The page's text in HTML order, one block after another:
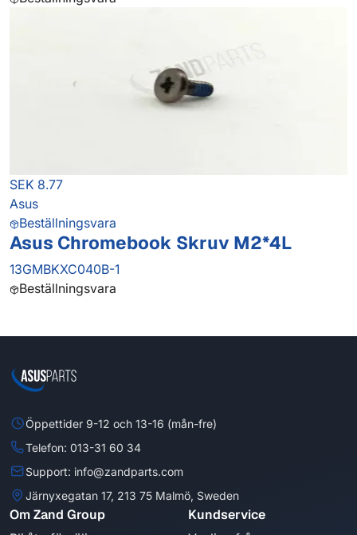
SEK 8.77
Asus
Beställningsvara
Asus Chromebook Skruv M2*4L
13GMBKXC040B-1
Beställningsvara
Öppettider 9-12 och 13-16 (mån-fre)
Telefon: 013-31 60 34
Support: info@zandparts.com
Järnyxegatan 17, 213 75 Malmö, Sweden
Om Zand Group Kundservice